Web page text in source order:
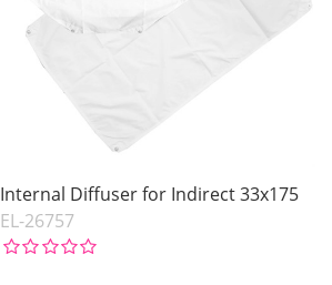
Internal Diffuser for Indirect 33x175
EL-26757